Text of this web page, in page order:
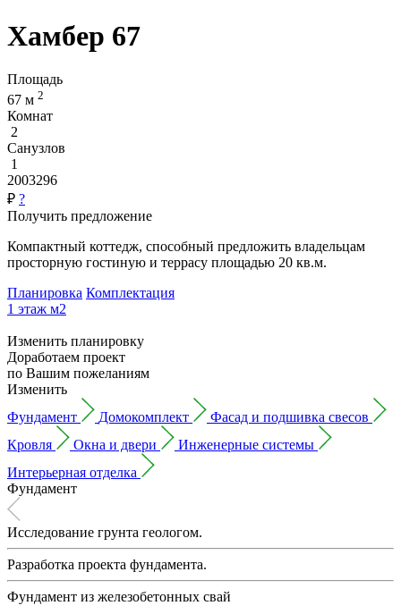
Хамбер 67
Площадь
67 м 2
Комнат
2
Санузлов
1
2003296
₽ ?
Получить предложение
Компактный коттедж, способный предложить владельцам
просторную гостиную и террасу площадью 20 кв.м.
Планировка Комплектация
1 этаж м2
Изменить планировку
Доработаем проект
по Вашим пожеланиям
Изменить
Фундамент
Домокомплект
Фасад и подшивка свесов
Кровля
Окна и двери
Инженерные системы
Интерьерная отделка
Фундамент
Исследование грунта геологом.
Разработка проекта фундамента.
Фундамент из железобетонных свай